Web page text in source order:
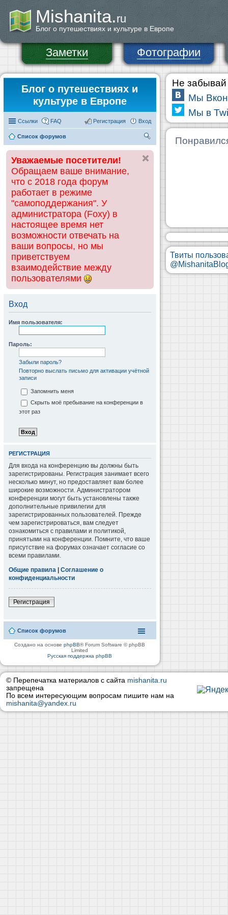
Mishanita.ru
Блог о путешествиях и культуре в Европе
Заметки Фотографии
Блог о путешествиях и
культуре в Европе
Ссылки FAQ Вход
Регистрация
Список форумов
ск
Уважаемые посетители!
Обращаем ваше внимание,
что с 2018 года форум
работает в режиме
"самоподдержания". У
администратора (Foxy) в
настоящее время нет
возможности отвечать на
ваши вопросы, но мы
приветствуем
взаимодействие между
пользователями
Вход
Имя пользователя:
Пароль:
Забыли пароль?
Повторно выслать письмо для активации учётной
записи
Запомнить меня
Скрыть моё пребывание на конференции в
этот раз
РЕГИСТРАЦИЯ
Для входа на конференцию вы должны быть
зарегистрированы. Регистрация занимает всего
несколько минут, но предоставляет вам более
широкие возможности. Администратором
конференции могут быть установлены также
дополнительные привилегии для
зарегистрированных пользователей. Прежде
чем зарегистрироваться, вам следует
ознакомиться с правилами и политикой,
принятыми на конференции. Помните, что ваше
присутствие на форумах означает согласие со
всеми правилами.
Общие правила | Соглашение о
конфиденциальности
Регистрация
Список форумов
Создано на основеphpBB® Forum Software © phpBB
Limited
Русская поддержка phpBB
Не забывай
Мы
Мы в
Твиты
© Перепечатка материалов с сайта mishanita.ru
запрещена
По всем интересующим вопросам пишите нам на
mishanita@yandex.ru